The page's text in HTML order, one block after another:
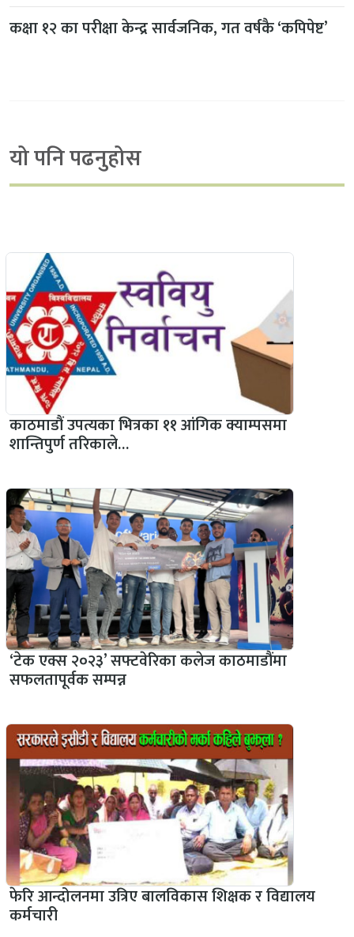
कक्षा १२ का परीक्षा केन्द्र सार्वजनिक, गत वर्षकै ‘कपिपेष्ट’
यो पनि पढनुहोस
काठमाडौं उपत्यका भित्रका ११ आंगिक क्याम्पसमा
शान्तिपुर्ण तरिकाले…
‘टेक एक्स २०२३’ सफ्टवेरिका कलेज काठमाडौंमा
सफलतापूर्वक सम्पन्न
फेरि आन्दोलनमा उत्रिए बालविकास शिक्षक र विद्यालय
कर्मचारी